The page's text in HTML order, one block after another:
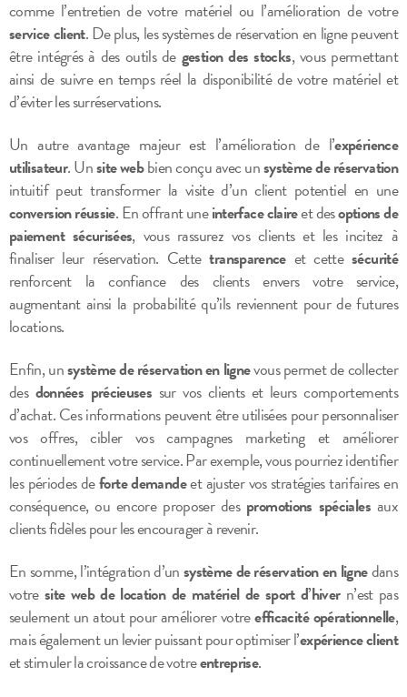
comme l’entretien de votre matériel ou l’amélioration de votre
service client. De plus, les systèmes de réservation en ligne peuvent
être intégrés à des outils de gestion des stocks, vous permettant
ainsi de suivre en temps réel la disponibilité de votre matériel et
d’éviter les surréservations.
Un autre avantage majeur est l’amélioration de l’expérience
utilisateur. Unsite webbien conçu avec unsystème de réservation
intuitif peut transformer la visite d’un client potentiel en une
conversion réussie. En offrant uneinterface claireet desoptions de
paiement sécurisées, vous rassurez vos clients et les incitez à
finaliser leur réservation. Cettetransparenceet cettesécurité
renforcent la confiance des clients envers votre service,
augmentant ainsi la probabilité qu’ils reviennent pour de futures
locations.
Enfin, unsystème de réservation en lignevous permet de collecter
des données précieuses sur vos clients et leurs comportements
d’achat. Ces informations peuvent être utilisées pour personnaliser
vos offres, cibler vos campagnes marketing et améliorer
continuellement votre service. Par exemple, vous pourriez identifier
les périodes deforte demandeet ajuster vos stratégies tarifaires en
conséquence, ou encore proposer des promotions spécialesaux
clients fidèles pour les encourager à revenir.
En somme, l’intégration d’unsystème de réservation en lignedans
votresite web de location de matériel de sport d’hivern’est pas
seulement un atout pour améliorer votreefficacité opérationnelle,
mais également un levier puissant pour optimiser l’expérience client
et stimuler la croissance de votreentreprise.